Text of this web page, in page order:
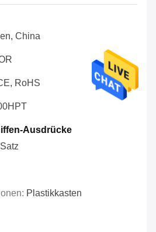
China
RoHS
Ausdrücke
Plastikkasten